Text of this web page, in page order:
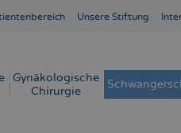
Unsere Stiftung
Gynäkologische
Chirurgie